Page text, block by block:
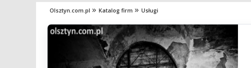
Olsztyn.com.pl Katalog firm Usługi